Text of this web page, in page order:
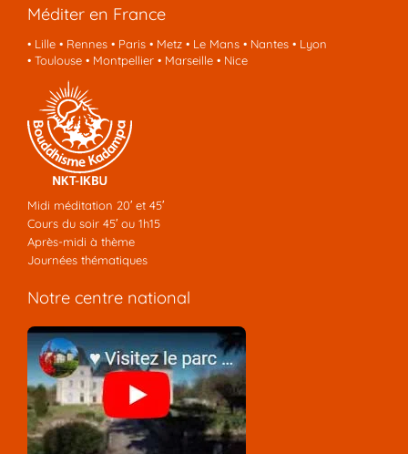
Méditer en France
• Lille• Rennes• Paris• Metz• Le Mans• Nantes• Lyon
• Toulouse• Montpellier• Marseille• Nice
Midi méditation 20′ et 45′
Cours du soir 45′ ou 1h15
Après-midi à thème
Journées thématiques
Notre centre national